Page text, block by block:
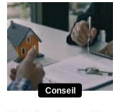
Conseil